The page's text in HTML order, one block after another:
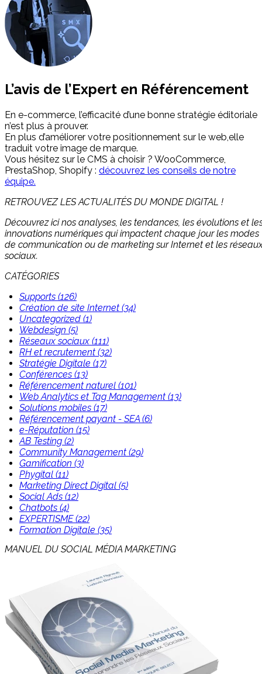
L’avis de l’Expert en Référencement
En e-commerce, l’efficacité d’une bonne stratégie éditoriale
n’est plus à prouver.
En plus d’améliorer votre positionnement sur le web,elle
traduit votre image de marque.
Vous hésitez sur le CMS à choisir ? WooCommerce,
PrestaShop, Shopify : découvrez les conseils de notre
équipe.
RETROUVEZ LES ACTUALITÉS DU MONDE DIGITAL !
Découvrez ici nos analyses, les tendances, les évolutions et
innovations numériques qui impactent chaque jour les modes
de communication ou de marketing sur Internet et les
sociaux.
CATÉGORIES
Supports (126)
Création de site Internet (34)
Uncategorized (1)
Webdesign (5)
Réseaux sociaux (111)
RH et recrutement (32)
Stratégie Digitale (17)
Conférences (13)
Référencement naturel (101)
Web Analytics et Tag Management (13)
Solutions mobiles (17)
Référencement payant - SEA (6)
e-Réputation (15)
AB Testing (2)
Community Management (29)
Gamification (3)
Phygital (11)
Marketing Direct Digital (5)
Social Ads (12)
Chatbots (4)
EXPERTISME (22)
Formation Digitale (35)
MANUEL DU SOCIAL MÉDIA MARKETING